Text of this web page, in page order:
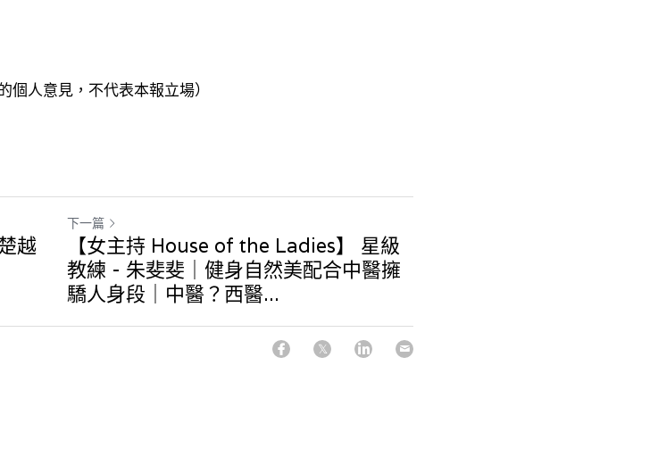
個人意見，不代表本報立場）
越
下一篇
【女主持 House of the Ladies】 星級
教練 - 朱斐斐｜健身自然美配合中醫擁
驕人身段｜中醫？西醫...